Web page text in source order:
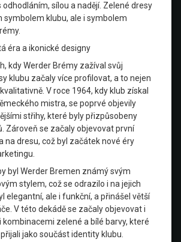
odhodláním, sílou a nadějí. Zelené dresy
symbolem klubu, ale i symbolem
éra a ikonické designy
kdy Werder Brémy zažíval svůj
klubu začaly více profilovat, a to nejen
V roce 1964, kdy klub získal
mistra, se poprvé objevily
střihy, které byly přizpůsobeny
Zároveň se začaly objevovat první
na dresu, což byl začátek nové éry
byl Werder Bremen známý svým
stylem, což se odrazilo i na jejich
elegantní, ale i funkční, a přinášel větší
V této dekádě se začaly objevovat i
zelené a bílé barvy, které
jako součást identity klubu.